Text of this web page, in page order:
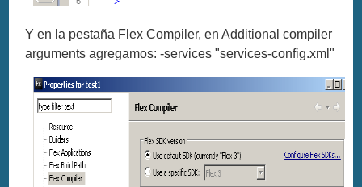
Y en la pestaña Flex Compiler, en Additional compiler
arguments agregamos: -services "services-config.xml"